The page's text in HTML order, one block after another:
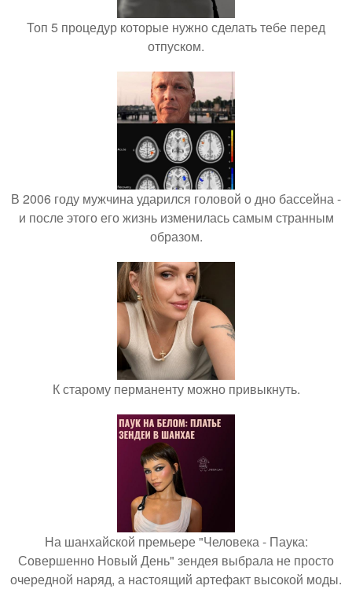
Топ 5 процедур которые нужно сделать тебе перед
отпуском.
В 2006 году мужчина ударился головой о дно бассейна -
и после этого его жизнь изменилась самым странным
образом.
К старому перманенту можно привыкнуть.
На шанхайской премьере "Человека - Паука:
Совершенно Новый День" зендея выбрала не просто
очередной наряд, а настоящий артефакт высокой моды.